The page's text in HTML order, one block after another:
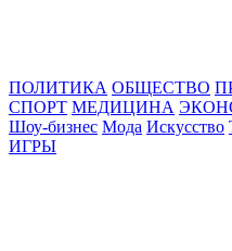
ПОЛИТИКА ОБЩЕСТВО
СПОРТ МЕДИЦИНА
Шоу-бизнес Мода Искусство
ИГРЫ